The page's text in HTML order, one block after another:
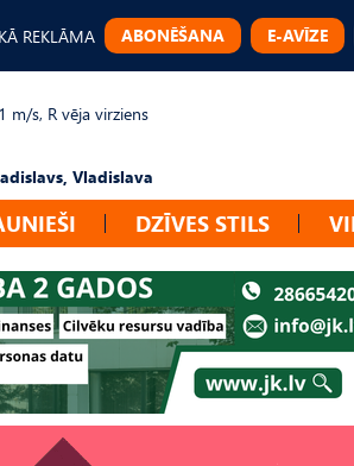
REKLĀMA ABONĒŠANA E-AVĪZE
m/s, R vēja virziens
Vladislava
DZĪVES STILS